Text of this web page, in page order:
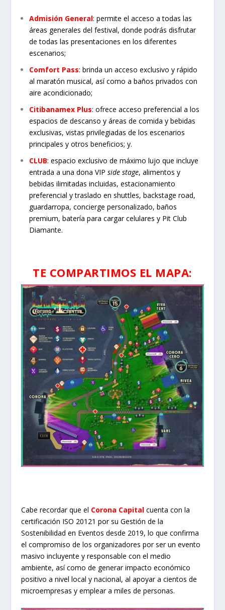
Admisión General: permite el acceso a todas las
áreas generales del festival, donde podrás disfrutar
de todas las presentaciones en los diferentes
escenarios;
Comfort Pass: brinda un acceso exclusivo y rápido
al maratón musical, así como a baños privados con
aire acondicionado;
Citibanamex Plus: ofrece acceso preferencial a los
espacios de descanso y áreas de comida y bebidas
exclusivas, vistas privilegiadas de los escenarios
principales y otros beneficios; y.
CLUB: espacio exclusivo de máximo lujo que incluye
entrada a una dona VIPside stage, alimentos y
bebidas ilimitadas incluidas, estacionamiento
preferencial y traslado en shuttles, backstage road,
guardarropa, concierge personalizado, baños
premium, batería para cargar celulares y Pit Club
Diamante.
TE COMPARTIMOS EL MAPA:
Cabe recordar que el Corona Capital cuenta con la
certificación ISO 20121 por su Gestión de la
Sostenibilidad en Eventos desde 2019, lo que confirma
el compromiso de los organizadores por ser un evento
masivo incluyente y responsable con el medio
ambiente, así como de generar impacto económico
positivo a nivel local y nacional, al apoyar a cientos de
microempresas y emplear a miles de personas.